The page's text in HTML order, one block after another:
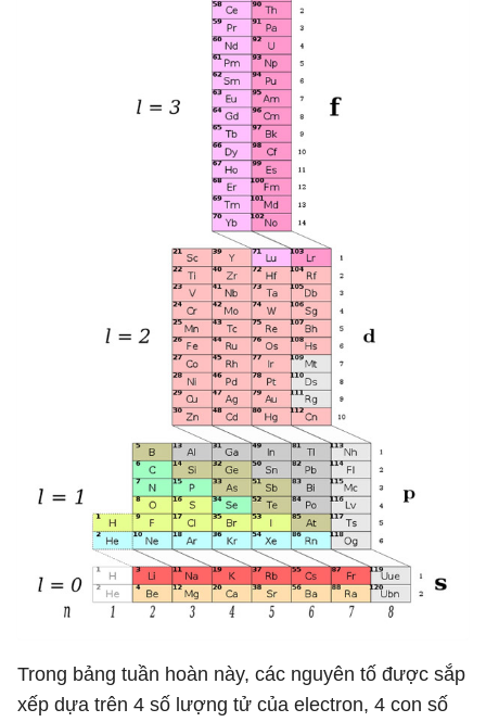
Trong bảng tuần hoàn này, các nguyên tố được sắp
xếp dựa trên 4 số lượng tử của electron, 4 con số